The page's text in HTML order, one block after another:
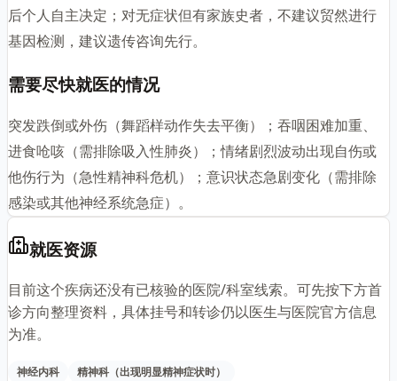
后个人自主决定；对无症状但有家族史者，不建议贸然进行
基因检测，建议遗传咨询先行。
需要尽快就医的情况
突发跌倒或外伤（舞蹈样动作失去平衡）；吞咽困难加重、
进食呛咳（需排除吸入性肺炎）；情绪剧烈波动出现自伤或
他伤行为（急性精神科危机）；意识状态急剧变化（需排除
感染或其他神经系统急症）。
就医资源
目前这个疾病还没有已核验的医院/科室线索。可先按下方首
诊方向整理资料，具体挂号和转诊仍以医生与医院官方信息
为准。
神经内科
精神科（出现明显精神症状时）